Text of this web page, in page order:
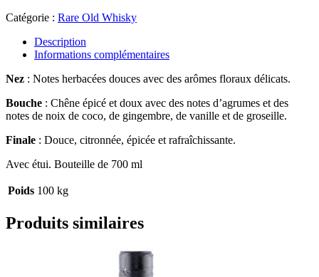
Catégorie : Rare Old Whisky
Description
Informations complémentaires
Nez : Notes herbacées douces avec des arômes floraux délicats.
Bouche : Chêne épicé et doux avec des notes d’agrumes et des
notes de noix de coco, de gingembre, de vanille et de groseille.
Finale : Douce, citronnée, épicée et rafraîchissante.
Avec étui. Bouteille de 700 ml
Poids 100 kg
Produits similaires